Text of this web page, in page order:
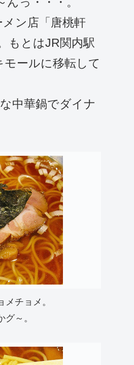
ン店「唐桃軒
もとはJR関内駅
ールに移転して
中華鍋でダイナ
チョメ。
～。